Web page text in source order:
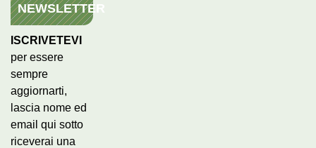
NEWSLETTER
ISCRIVETEVI
per essere
sempre
aggiornarti,
lascia nome ed
email qui sotto
riceverai una